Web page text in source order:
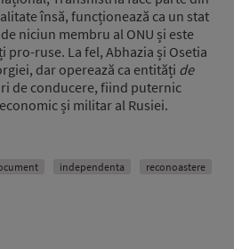
însă, funcționează ca un stat
niciun membru al ONU și este
ruse. La fel, Abhazia și Osetia
dar operează ca entități de
de conducere, fiind puternic
și militar al Rusiei.
independenta
reconoastere